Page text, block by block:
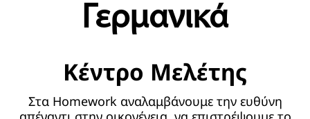
Γερμανικά
Κέντρο Μελέτης
Στα Homework αναλαμβάνουμε την ευθύνη